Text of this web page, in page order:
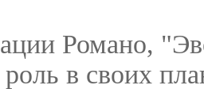
Романо,
в своих